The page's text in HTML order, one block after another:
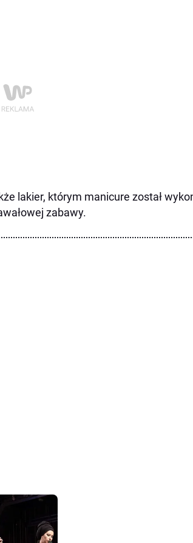
lakier, którym manicure został
zabawy.